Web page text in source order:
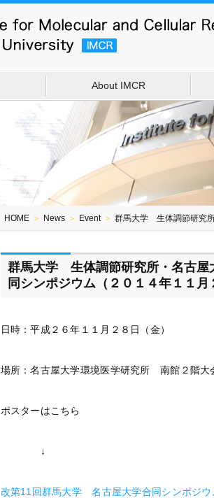
About IMCR
HOME ＞ News ＞ Event ＞ 群馬大学 生体調節研究
群馬大学 生体調節研究所・名古
同シンポジウム（２０１４年１１月
日時：平成２６年１１月２８日（金）
場所：名古屋大学環境医学研究所 南館２階大
ポスターはこちら
↓
改第11回群馬大学 名古屋大学合同シンポジウ